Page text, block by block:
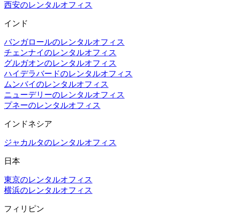
西安のレンタルオフィス
インド
バンガロールのレンタルオフィス
チェンナイのレンタルオフィス
グルガオンのレンタルオフィス
ハイデラバードのレンタルオフィス
ムンバイのレンタルオフィス
ニューデリーのレンタルオフィス
プネーのレンタルオフィス
インドネシア
ジャカルタのレンタルオフィス
日本
東京のレンタルオフィス
横浜のレンタルオフィス
フィリピン